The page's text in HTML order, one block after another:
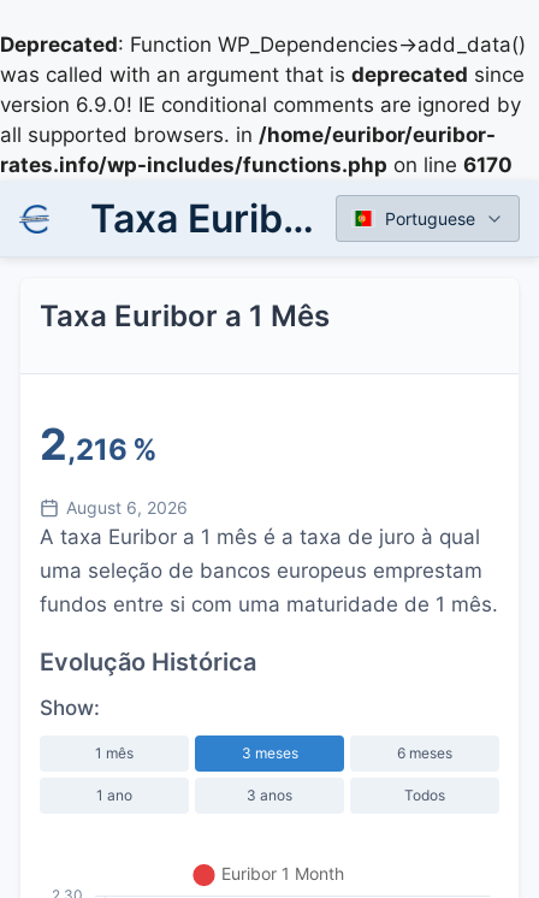
Deprecated: Function WP_Dependencies->add_data()
was called with an argument that is deprecated since
version 6.9.0! IE conditional comments are ignored by
all supported browsers. in /home/euribor/euribor-
rates.info/wp-includes/functions.php on line 6170
Taxa Euribor a 1 Mês Portuguese
Taxa Euribor a 1 Mês
2,216 %
August 6, 2026
A taxa Euribor a 1 mês é a taxa de juro à qual
uma seleção de bancos europeus emprestam
fundos entre si com uma maturidade de 1 mês.
Evolução Histórica
Show:
1 mês 3 meses 6 meses
1 ano 3 anos Todos